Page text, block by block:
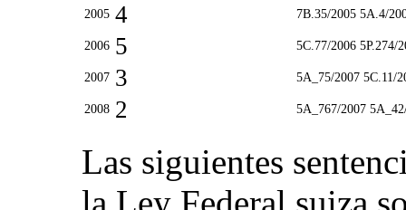
2005 4 7B.35/2005 5A.4/
2006 5 5C.77/2006 5P.274/
2007 3 5A_75/2007 5C.11/
2008 2 5A_767/2007
Las siguientes